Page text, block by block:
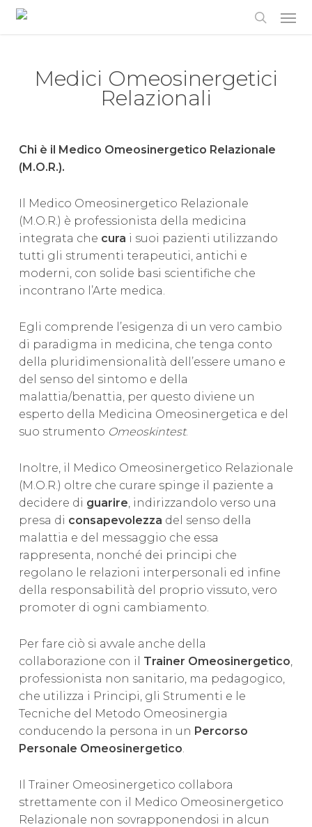
Skip
Medici Omeosinergetici
Relazionali
Chi è il Medico Omeosinergetico Relazionale
(M.O.R.).
Il Medico Omeosinergetico Relazionale
(M.O.R.) è professionista della medicina
integrata che cura i suoi pazienti utilizzando
tutti gli strumenti terapeutici, antichi e
moderni, con solide basi scientifiche che
incontrano l’Arte medica.
Egli comprende l’esigenza di un vero cambio
di paradigma in medicina, che tenga conto
della pluridimensionalità dell’essere umano e
del senso del sintomo e della
malattia/benattia, per questo diviene un
esperto della Medicina Omeosinergetica e del
suo strumento Omeoskintest.
Inoltre, il Medico Omeosinergetico Relazionale
(M.O.R.) oltre che curare spinge il paziente a
decidere di guarire, indirizzandolo verso una
presa di consapevolezza del senso della
malattia e del messaggio che essa
rappresenta, nonché dei principi che
regolano le relazioni interpersonali ed infine
della responsabilità del proprio vissuto, vero
promoter di ogni cambiamento.
Per fare ciò si avvale anche della
collaborazione con il Trainer Omeosinergetico,
professionista non sanitario, ma pedagogico,
che utilizza i Principi, gli Strumenti e le
Tecniche del Metodo Omeosinergia
conducendo la persona in un Percorso
Personale Omeosinergetico.
Il Trainer Omeosinergetico collabora
strettamente con il Medico Omeosinergetico
Relazionale non sovrapponendosi in alcun